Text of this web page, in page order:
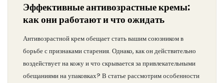
Эффективные антивозрастные кремы:
как они работают и что ожидать
Антивозрастной крем обещает стать вашим союзником в
борьбе с признаками старения. Однако, как он действительно
воздействует на кожу и что скрывается за привлекательными
обещаниями на упаковках? В статье рассмотрим особенности